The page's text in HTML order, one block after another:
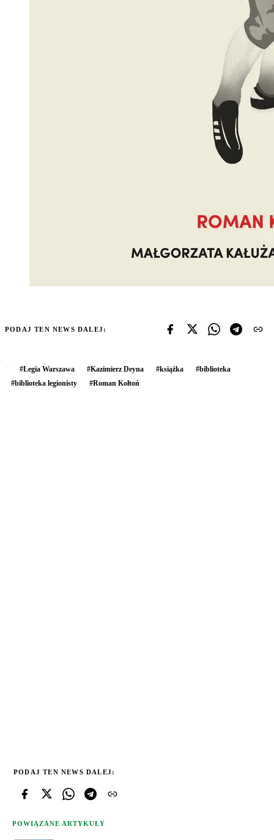
PODAJ TEN NEWS DALEJ:
#Legia Warszawa #Kazimierz Deyna #książka #biblioteka
#biblioteka legionisty #Roman Kołtoń
PODAJ TEN NEWS DALEJ:
POWIĄZANE ARTYKUŁY